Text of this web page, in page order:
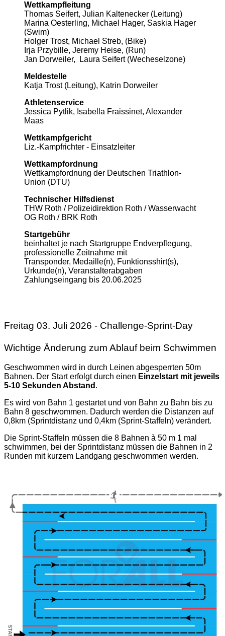
Wettkampfleitung
Thomas Seifert, Julian Kaltenecker (Leitung)
Marina Oesterling, Michael Hager, Saskia Hager
(Swim)
Holger Trost, Michael Streb, (Bike)
Irja Przybille, Jeremy Heise, (Run)
Jan Dorweiler, Laura Seifert (Wecheselzone)
Meldestelle
Katja Trost (Leitung), Katrin Dorweiler
Athletenservice
Jessica Pytlik, Isabella Fraissinet, Alexander
Maas
Wettkampfgericht
Liz.-Kampfrichter - Einsatzleiter
Wettkampfordnung
Wettkampfordnung der Deutschen Triathlon-
Union (DTU)
Technischer Hilfsdienst
THW Roth / Polizeidirektion Roth / Wasserwacht
OG Roth / BRK Roth
Startgebühr
beinhaltet je nach Startgruppe Endverpflegung,
professionelle Zeitnahme mit
Transponder, Medaille(n), Funktionsshirt(s),
Urkunde(n), Veranstalterabgaben
Zahlungseingang bis 20.06.2025
Freitag 03. Juli 2026 - Challenge-Sprint-Day
Wichtige Änderung zum Ablauf beim Schwimmen
Geschwommen wird in durch Leinen abgesperrten 50m
Bahnen. Der Start erfolgt durch einen Einzelstart mit jeweils
5-10 Sekunden Abstand .
Es wird von Bahn 1 gestartet und von Bahn zu Bahn bis zu
Bahn 8 geschwommen. Dadurch werden die Distanzen auf
0,8km (Sprintdistanz und 0,4km (Sprint-Staffeln) verändert.
Die Sprint-Staffeln müssen die 8 Bahnen à 50 m 1 mal
schwimmen, bei der Sprintdistanz müssen die Bahnen in 2
Runden mit kurzem Landgang geschwommen werden.